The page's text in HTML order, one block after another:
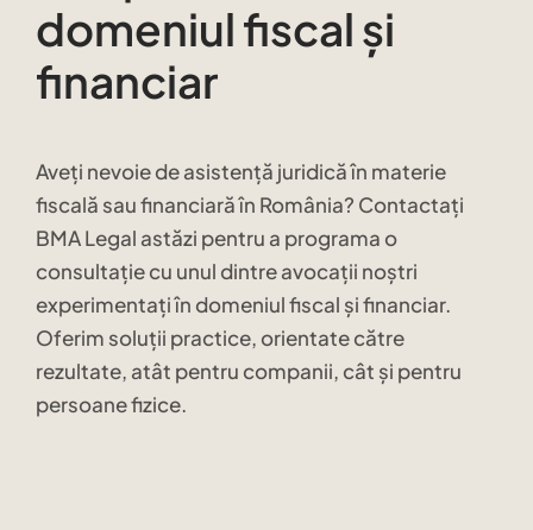
domeniul fiscal și
financiar
Aveți nevoie de asistență juridică în materie
fiscală sau financiară în România? Contactați
BMA Legal astăzi pentru a programa o
consultație cu unul dintre avocații noștri
experimentați în domeniul fiscal și financiar.
Oferim soluții practice, orientate către
rezultate, atât pentru companii, cât și pentru
persoane fizice.